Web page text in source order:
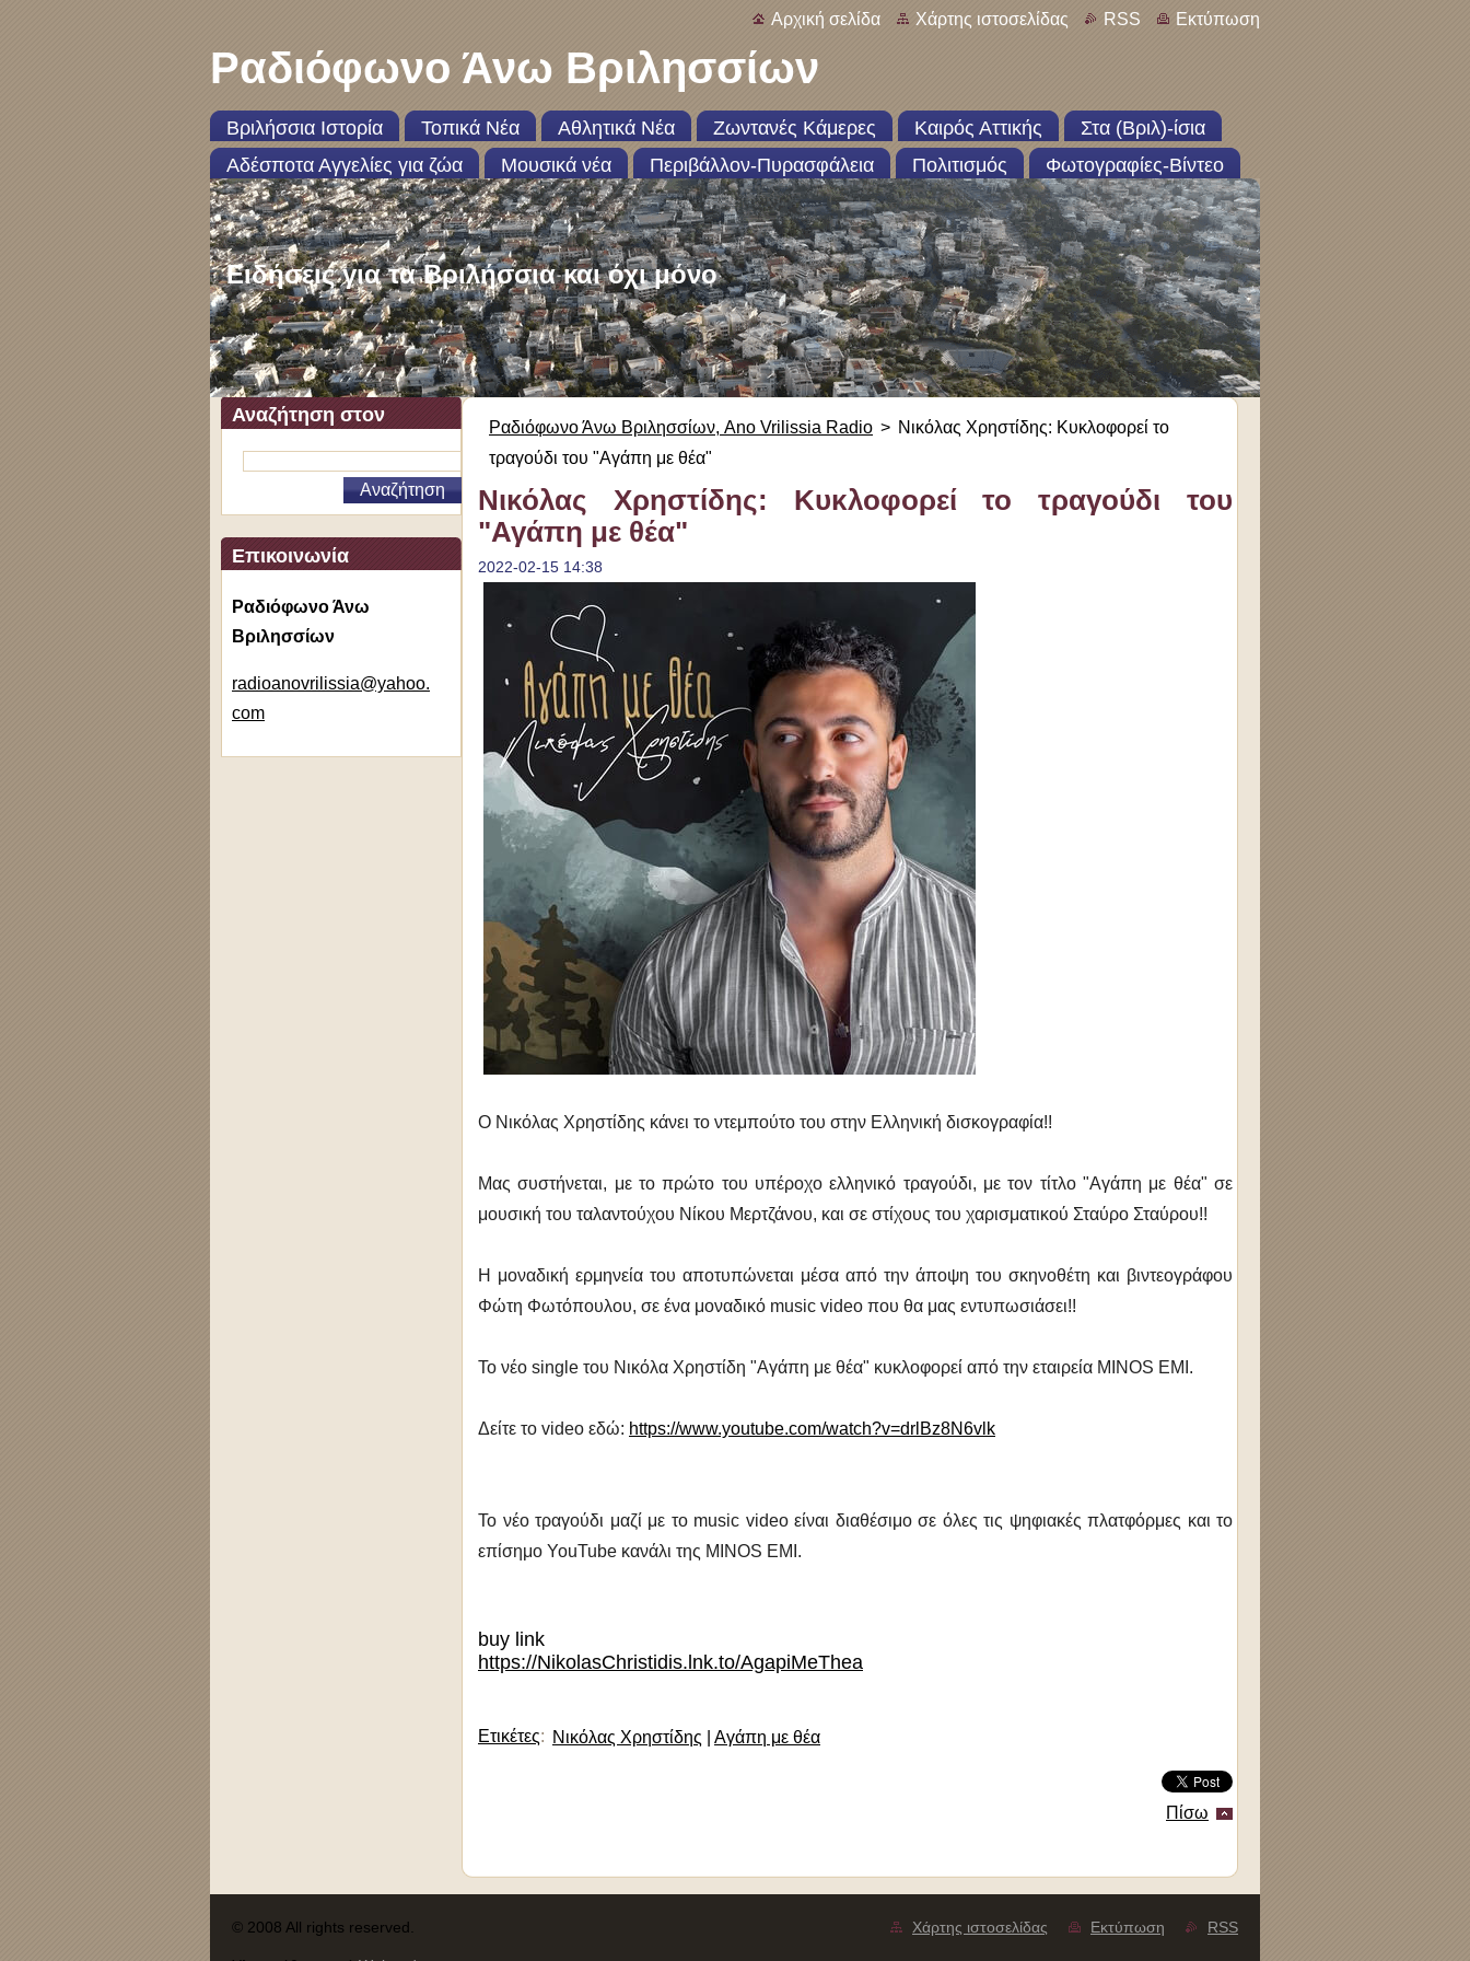
Αρχική σελίδα Χάρτης ιστοσελίδας RSS Εκτύπωση
Ραδιόφωνο Άνω Βριλησσίων
Βριλήσσια Ιστορία Τοπικά Νέα Αθλητικά Νέα Ζωντανές Κάμερες Καιρός Αττικής
Στα (Βριλ)-ίσια
Αδέσποτα Αγγελίες για ζώα
Μουσικά νέα Περιβάλλον-Πυρασφάλεια Πολιτισμός Φωτογραφίες-Βίντεο
Ειδήσεις για τα Βριλήσσια και όχι μόνο
Αναζήτηση στον
ιστότοπο
Επικοινωνία
Ραδιόφωνο Άνω
Βριλησσίων
radioanovrilissia@yahoo.
com
Ραδιόφωνο Άνω Βριλησσίων, Ano Vrilissia Radio > Νικόλας Χρηστίδης: Κυκλοφορεί το
τραγούδι του "Αγάπη με θέα"
Νικόλας Χρηστίδης: Κυκλοφορεί το τραγούδι του
"Αγάπη με θέα"
2022-02-15 14:38
O Νικόλας Χρηστίδης κάνει το ντεμπούτο του στην Ελληνική δισκογραφία!!
Μας συστήνεται, με το πρώτο του υπέροχο ελληνικό τραγούδι, με τον τίτλο "Αγάπη με θέα" σε
μουσική του ταλαντούχου Νίκου Μερτζάνου, και σε στίχους του χαρισματικού Σταύρο Σταύρου!!
Η μοναδική ερμηνεία του αποτυπώνεται μέσα από την άποψη του σκηνοθέτη και βιντεογράφου
Φώτη Φωτόπουλου, σε ένα μοναδικό music video που θα μας εντυπωσιάσει!!
Το νέο single του Νικόλα Χρηστίδη "Αγάπη με θέα" κυκλοφορεί από την εταιρεία MINOS EMI.
Δείτε το video εδώ: https://www.youtube.com/watch?v=drlBz8N6vlk
Το νέο τραγούδι μαζί με το music videoείναι διαθέσιμο σε όλες τις ψηφιακές πλατφόρμες και το
επίσημο YouTube κανάλι της MINOS EMI.
buy link
https://NikolasChristidis.lnk.to/AgapiMeThea
Ετικέτες: Νικόλας Χρηστίδης Αγάπη με θέα
Πίσω
Χάρτης ιστοσελίδας Εκτύπωση RSS
© 2008 All rights reserved.